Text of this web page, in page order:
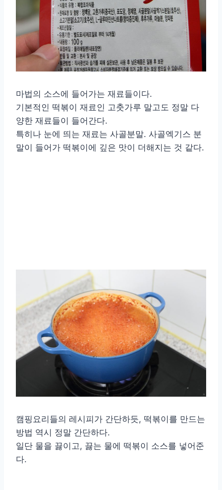
마법의 소스에 들어가는 재료들이다.
기본적인 떡볶이 재료인 고춧가루 말고도 정말 다
양한 재료들이 들어간다.
특히나 눈에 띄는 재료는 사골분말. 사골엑기스 분
말이 들어가 떡볶이에 깊은 맛이 더해지는 것 같다.
캠핑요리들의 레시피가 간단하듯, 떡볶이를 만드는
방법 역시 정말 간단하다.
일단 물을 끓이고, 끓는 물에 떡볶이 소스를 넣어준
다.